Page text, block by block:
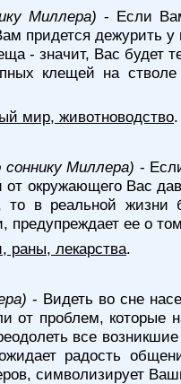
Миллера) - Если
придется дежурить у
- значит, Вас будет
клещей на
мир, животноводство.
соннику Миллера) -
от окружающего Вас
то в реальной
предупреждает ее о
раны, лекарства.
- Видеть во сне
от проблем, которые
все
радость
символизирует